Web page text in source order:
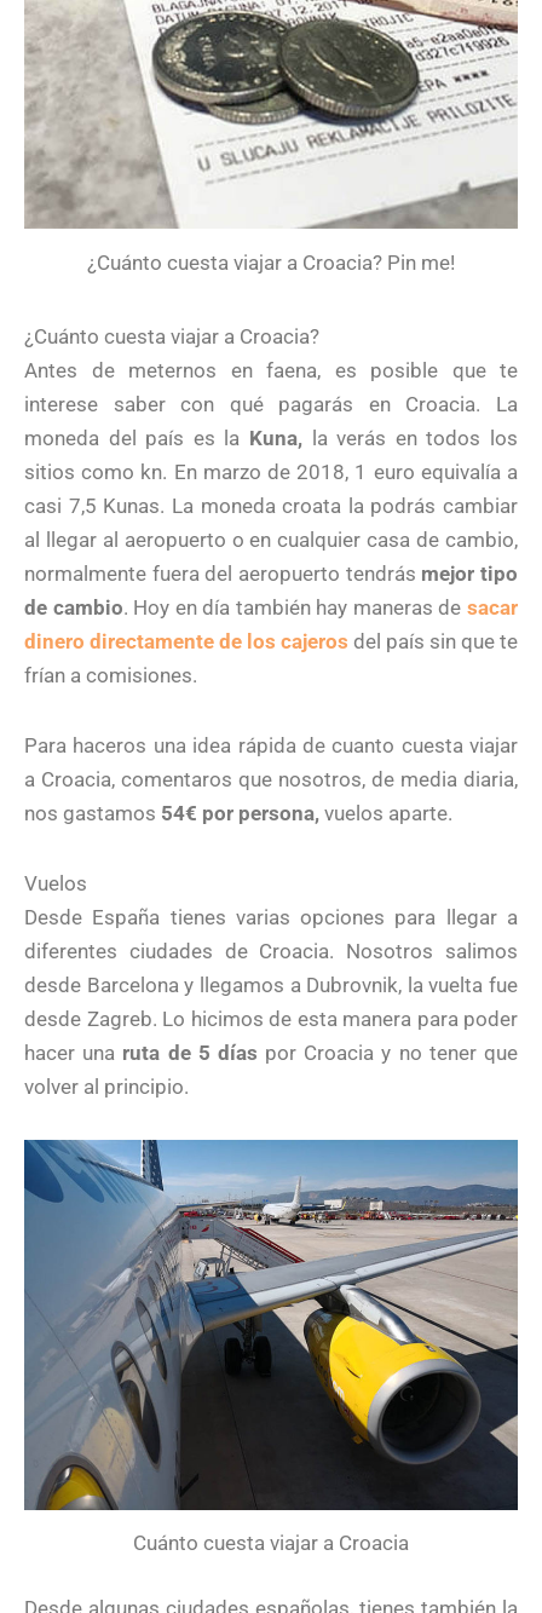
¿Cuánto cuesta viajar a Croacia? Pin me!
¿Cuánto cuesta viajar a Croacia?
Antes de meternos en faena, es posible que te
interese saber con qué pagarás en Croacia. La
moneda del país es la Kuna, la verás en todos los
sitios como kn. En marzo de 2018, 1 euro equivalía a
casi 7,5 Kunas. La moneda croata la podrás cambiar
al llegar al aeropuerto o en cualquier casa de cambio,
normalmente fuera del aeropuerto tendrás mejor tipo
de cambio. Hoy en día también hay maneras desacar
dinero directamente de los cajeros del país sin que te
frían a comisiones.
Para haceros una idea rápida de cuanto cuesta viajar
a Croacia, comentaros que nosotros, de media diaria,
nos gastamos 54€ por persona, vuelos aparte.
Vuelos
Desde España tienes varias opciones para llegar a
diferentes ciudades de Croacia. Nosotros salimos
desde Barcelona y llegamos a Dubrovnik, la vuelta fue
desde Zagreb. Lo hicimos de esta manera para poder
hacer una ruta de 5 días por Croacia y no tener que
volver al principio.
Cuánto cuesta viajar a Croacia
Desde algunas ciudades españolas, tienes también la